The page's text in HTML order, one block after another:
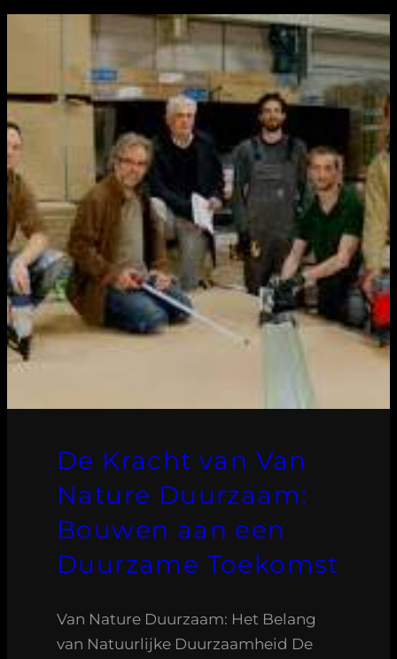
De Kracht van Van
Nature Duurzaam:
Bouwen aan een
Duurzame Toekomst
Van Nature Duurzaam: Het Belang
van Natuurlijke Duurzaamheid De